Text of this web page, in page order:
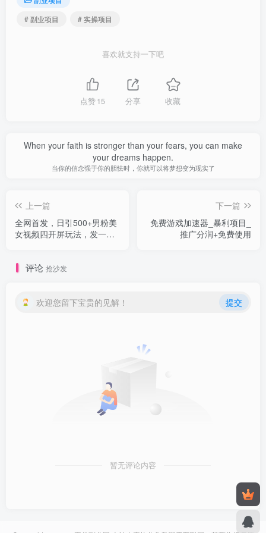
# 副业项目
# 实操项目
喜欢就支持一下吧
点赞15 分享 收藏
When your faith is stronger than your fears, you can make
your dreams happen.
当你的信念强于你的胆怯时，你就可以将梦想变为现实了
上一篇
全网首发，日引500+男粉美
女视频四开屏玩法，发一个
下一篇
免费游戏加速器_暴利项目_
推广分润+免费使用
评论 抢沙发
欢迎您留下宝贵的见解！ 提交
暂无评论内容